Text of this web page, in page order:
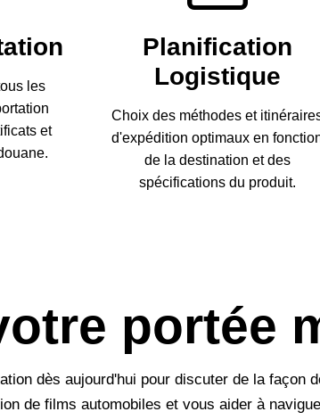
les
et
Planification
Logistique
Choix des méthodes et
d'expédition optimaux en
de la destination et des
spécifications du produit.
portée
dès aujourd'hui pour discuter de la façon
de films automobiles et vous aider à